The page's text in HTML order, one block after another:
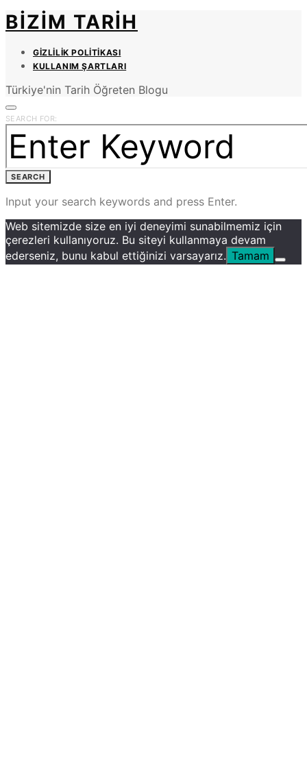
BIZIM TARIH
GIZLILIK POLITIKASI
KULLANIM ŞARTLARI
Türkiye'nin Tarih Öğreten Blogu
SEARCH FOR:
SEARCH
Input your search keywords and press Enter.
Web sitemizde size en iyi deneyimi sunabilmemiz için
çerezleri kullanıyoruz. Bu siteyi kullanmaya devam
ederseniz, bunu kabul ettiğinizi varsayarız. Tamam